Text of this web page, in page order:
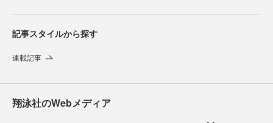
記事スタイルから探す
連載記事
翔泳社のWebメディア